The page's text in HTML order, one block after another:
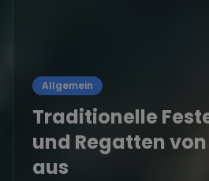
Allgemein
Traditionelle
und Regatten
aus